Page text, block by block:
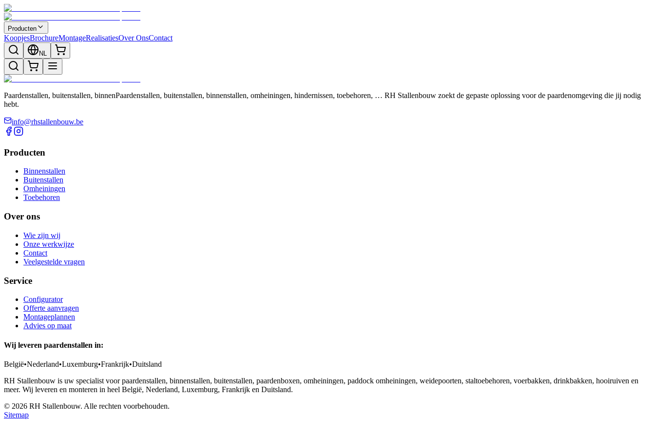
Producten
KoopjesBrochureMontageRealisatiesOver OnsContact
NL
Paardenstallen, buitenstallen, binnenPaardenstallen, buitenstallen, binnenstallen, omheiningen, hindernissen, toebehoren, … RH Stallenbouw zoekt de gepaste oplossing voor de paardenomgeving die jij nodig
hebt.
info@rhstallenbouw.be
Producten
Binnenstallen
Buitenstallen
Omheiningen
Toebehoren
Over ons
Wie zijn wij
Onze werkwijze
Contact
Veelgestelde vragen
Service
Configurator
Offerte aanvragen
Montageplannen
Advies op maat
Wij leveren paardenstallen in:
België•Nederland•Luxemburg•Frankrijk•Duitsland
RH Stallenbouw is uw specialist voor paardenstallen, binnenstallen, buitenstallen, paardenboxen, omheiningen, paddock omheiningen, weidepoorten, staltoebehoren, voerbakken, drinkbakken, hooiruiven en
meer. Wij leveren en monteren in heel België, Nederland, Luxemburg, Frankrijk en Duitsland.
© 2026 RH Stallenbouw. Alle rechten voorbehouden.
Sitemap